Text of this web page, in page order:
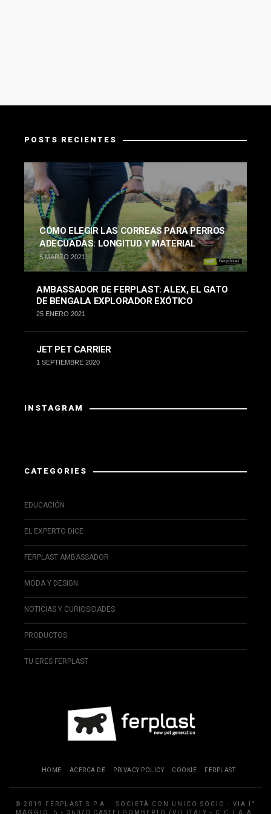
POSTS RECIENTES
CÓMO ELEGIR LAS CORREAS PARA PERROS
ADECUADAS: LONGITUD Y MATERIAL
5 MARZO 2021
AMBASSADOR DE FERPLAST: ALEX, EL GATO
DE BENGALA EXPLORADOR EXÓTICO
25 ENERO 2021
JET PET CARRIER
1 SEPTIEMBRE 2020
INSTAGRAM
CATEGORIES
EDUCACIÓN
EL EXPERTO DICE
FERPLAST AMBASSADOR
MODA Y DESIGN
NOTICIAS Y CURIOSIDADES
PRODUCTOS
TU ERES FERPLAST
HOME ACERCA DE PRIVACY POLICY COOKIE FERPLAST
© 2019 FERPLAST S.P.A. - SOCIETÀ CON UNICO SOCIO - VIA I°